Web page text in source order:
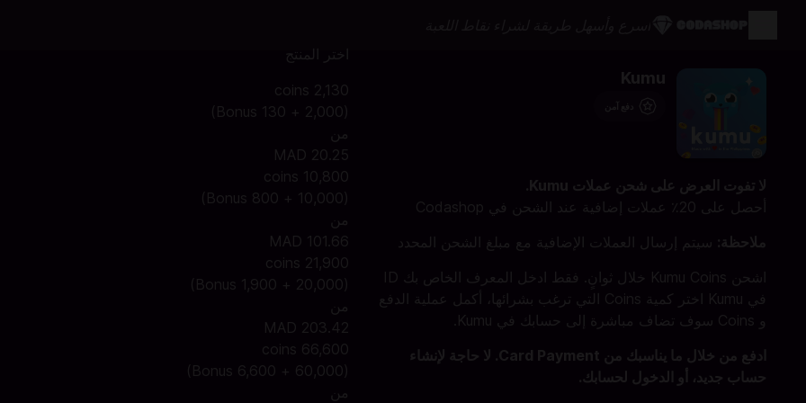
Kumu
لا تفوت العرض على شحن عملات Kumu.
أحصل على 20٪ عملات إضافية عند الشحن في Codashop
ملاحظة: سيتم إرسال العملات الإضافية مع مبلغ الشحن المحدد
اشحن Kumu Coins خلال ثوانٍ. فقط ادخل المعرف الخاص بك ID
في Kumu اختر كمية Coins التي ترغب بشرائها، أكمل عملية الدفع
و Coins سوف تضاف مباشرة إلى حسابك في Kumu.
ادفع من خلال ما يناسبك من Card Payment. لا حاجة لإنشاء
حساب جديد، أو الدخول لحسابك.
اختر المنتج
2,130 coins
(2,000 + 130 Bonus)
من
MAD 20.25
10,800 coins
(10,000 + 800 Bonus)
من
MAD 101.66
21,900 coins
(20,000 + 1,900 Bonus)
من
MAD 203.42
66,600 coins
(60,000 + 6,600 Bonus)
من